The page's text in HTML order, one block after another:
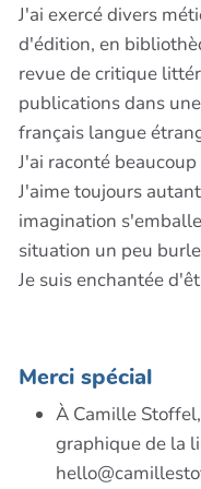
J'ai exercé divers
d'édition, en
revue de critique
publications dans
français langue
J'ai raconté
J'aime toujours
imagination
situation un peu
Je suis enchantée
Merci spécial
À Camille
graphique de la